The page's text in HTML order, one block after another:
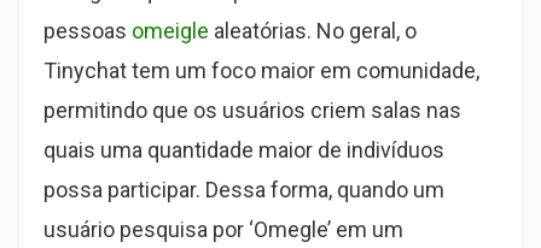
pessoas omeigle aleatórias. No geral, o
Tinychat tem um foco maior em comunidade,
permitindo que os usuários criem salas nas
quais uma quantidade maior de indivíduos
possa participar. Dessa forma, quando um
usuário pesquisa por ‘Omegle’ em um